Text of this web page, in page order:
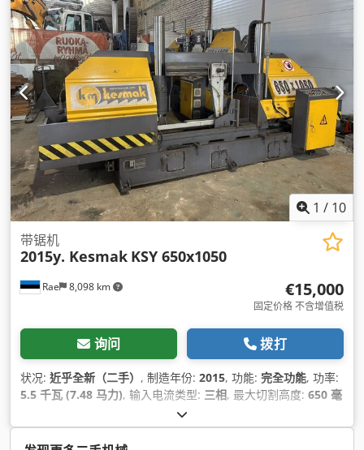
1 / 10
Rae 8,098 km
带锯机
2015y. Kesmak KSY 650x1050
€15,000
固定价格 不含增值税
询问 拨打
状况: 近乎全新（二手） , 制造年份: 2015, 功能: 完全功能, 功率:
5.5 千瓦 (7.48 马力), 输入电流类型: 三相, 最大切割高度: 650 毫
, 总重量:
4,300 千克, 冷却液泵功率:120 瓦特, 90° 圆钢切割范围:650 毫
米, 90°下方钢的切割范围: